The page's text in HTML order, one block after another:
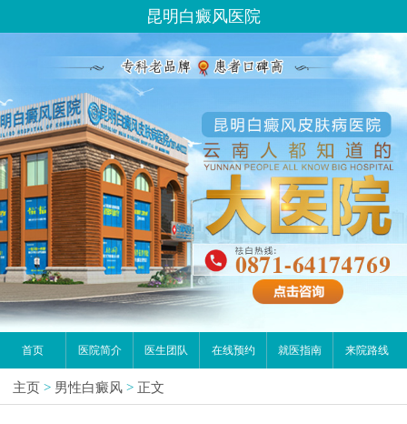
昆明白癜风医院
首页 医院简介 医生团队 在线预约 就医指南 来院路线
主页 > 男性白癜风 > 正文